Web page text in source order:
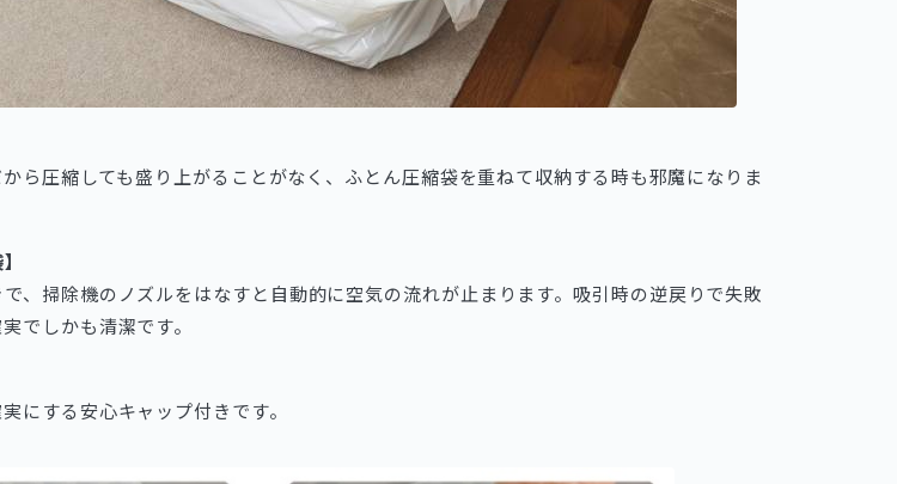
ら圧縮しても盛り上がることがなく、ふとん圧縮袋を重ねて収納する時も邪魔になりま
、掃除機のノズルをはなすと自動的に空気の流れが止まります。吸引時の逆戻りで失敗
でしかも清潔です。
にする安心キャップ付きです。